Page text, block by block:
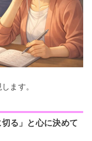
ます。
る」と心に決めて